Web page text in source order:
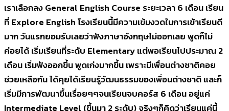
เราเลือกลง General English Course ระยะเวลา 6 เดือน เรียน
ที่ Explore English โรงเรียนนี้มีความเข้มงวดในการเข้าเรียนดี
มาก วันแรกยอมรับเลยว่าฟังภาษาอังกฤษไม่ออกเลย พูดก็ไม่
ค่อยได้ เริ่มเรียนที่ระดับ Elementary แต่พอเรียนไปประมาณ 2
เดือน เริ่มฟังออกขึ้น พูดเก่งมากขึ้น เพราะมีเพื่อนต่างชาติคอย
ช่วยเหลือกัน ได้คุยได้เรียนรู้วัฒนธรรมของเพื่อนต่างชาติ และก็
เริ่มมีการพัฒนาขึ้นเรื่อยๆๆจนเรียนจบคอร์ส 6 เดือน อยู่แค่
Intermediate Level (ขึ้นมา 2 ระดับ) จริงๆก็คิดว่าเรียนแค่นี้